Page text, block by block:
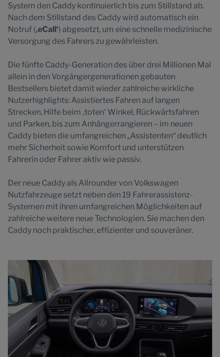
System den Caddy kontinuierlich bis zum Stillstand ab.
Nach dem Stillstand des Caddy wird automatisch ein
Notruf (‚eCall‘) abgesetzt, um eine schnelle medizinische
Versorgung des Fahrers zu gewährleisten.
Die fünfte Caddy-Generation des über drei Millionen Mal
allein in den Vorgängergenerationen gebauten
Bestsellers bietet damit wieder zahlreiche wirkliche
Nutzerhighlights: Assistiertes Fahren auf langen
Strecken, Hilfe beim ‚toten‘ Winkel, Rückwärtsfahren
und Parken, bis zum Anhängerrangieren – im neuen
Caddy bieten die umfangreichen „Assistenten“ deutlich
mehr Sicherheit sowie Komfort und unterstützen
Fahrerin oder Fahrer aktiv wie passiv.
Der neue Caddy als Allrounder von Volkswagen
Nutzfahrzeuge setzt neben den 19 Fahrerassistenz-
Systemen mit ihren umfangreichen Möglichkeiten auf
zahlreiche weitere neue Technologien. Sie machen den
Caddy noch praktischer, effizienter und souveräner.